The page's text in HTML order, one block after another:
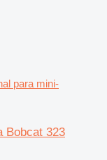
para mini-
Bobcat 323